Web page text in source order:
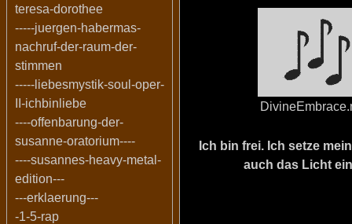
teresa-dorothee
-----juergen-habermas-
nachruf-der-raum-der-
stimmen
-----liebesmystik-soul-oper-
II-ichbinliebe
----offenbarung-der-
susanne-oratorium----
----susannes-heavy-metal-
edition---
---erklaerung---
-1-5-rap
Ich bin frei. Ich setze
auch das Licht